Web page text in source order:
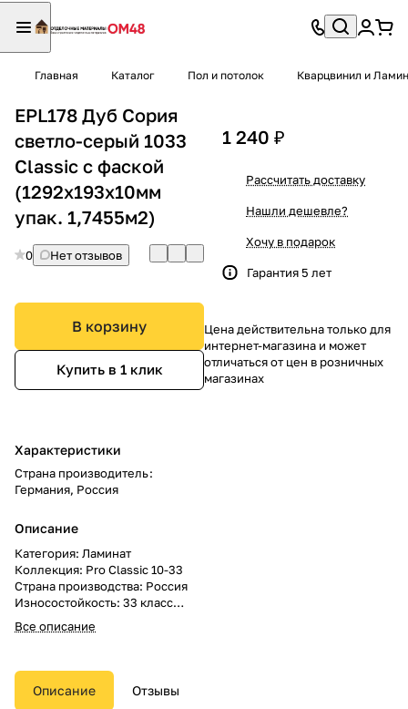
Главная Каталог Пол и потолок Кварцвинил и
EPL178 Дуб Сория
светло-серый 1033
Сlassic с фаской
(1292х193х10мм
упак. 1,7455м2)
0 Нет отзывов
В корзину
Купить в 1 клик
Характеристики
Страна производитель:
Германия, Россия
Описание
Категория: Ламинат
Коллекция: Pro Classic 10-33
Страна производства: Россия
Износостойкость: 33 класс
Гарантия: 25 лет
Поверхность: матовая
имитация натурального дерева
Рисунок: Под дерево 1-полоса
Вид дерева: Дуб
Все описание
1 240 ₽
Рассчитать доставку
Нашли дешевле?
Хочу в подарок
Гарантия 5 лет
Цена действительна только для
интернет-магазина и может
отличаться от цен в розничных
магазинах
Описание Отзывы